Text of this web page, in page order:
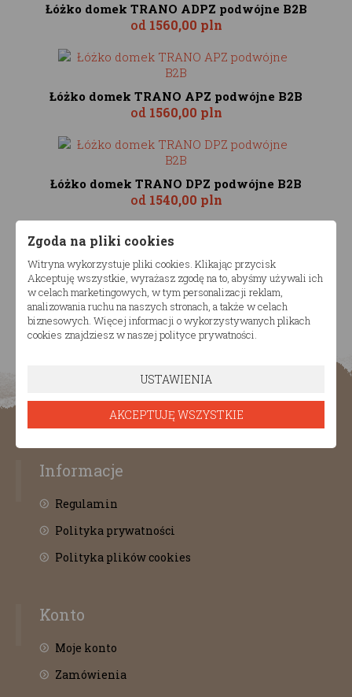
Łóżko domek TRANO ADPZ podwójne B2B
od 1560,00 pln
Łóżko domek TRANO APZ podwójne B2B
od 1560,00 pln
Łóżko domek TRANO DPZ podwójne B2B
od 1540,00 pln
Łóżko domek TRANO PZ podwójne B2B
od1540,00 pln
Informacje
Regulamin
Polityka prywatności
Polityka plików cookies
Konto
Moje konto
Zamówienia
Zgoda na pliki cookies
Witryna wykorzystuje pliki cookies. Klikając przycisk
Akceptuję wszystkie, wyrażasz zgodę na to, abyśmy używali ich
w celach marketingowych, w tym personalizacji reklam,
analizowania ruchu na naszych stronach, a także w celach
biznesowych. Więcej informacji o wykorzystywanych plikach
cookies znajdziesz w naszej polityce prywatności.
USTAWIENIA
AKCEPTUJĘ WSZYSTKIE